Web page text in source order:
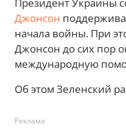
Джонсон
начала войны. При
Джонсон до сих пор
международную
Об этом Зеленский
Реклама